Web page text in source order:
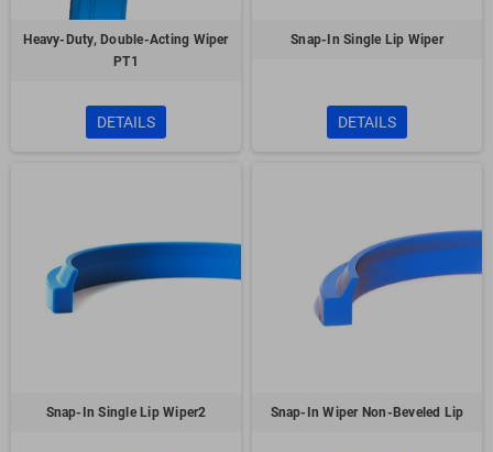
Heavy-Duty, Double-Acting Wiper
PT1
DETAILS
Snap-In Single Lip Wiper
DETAILS
Snap-In Single Lip Wiper2 Snap-In Wiper Non-Beveled Lip